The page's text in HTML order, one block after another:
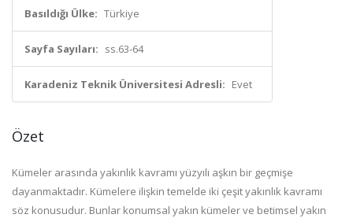
Basıldığı Ülke: Türkiye
Sayfa Sayıları: ss.63-64
Karadeniz Teknik Üniversitesi Adresli: Evet
Özet
Kümeler arasında yakınlık kavramı yüzyılı aşkın bir geçmişe
dayanmaktadır. Kümelere ilişkin temelde iki çeşit yakınlık kavramı
söz konusudur. Bunlar konumsal yakın kümeler ve betimsel yakın